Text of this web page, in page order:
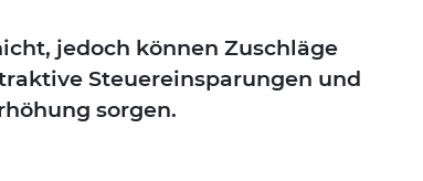
jedoch kön­nen Zuschlä­ge
Steu­er­ein­spa­run­gen und
sor­gen.